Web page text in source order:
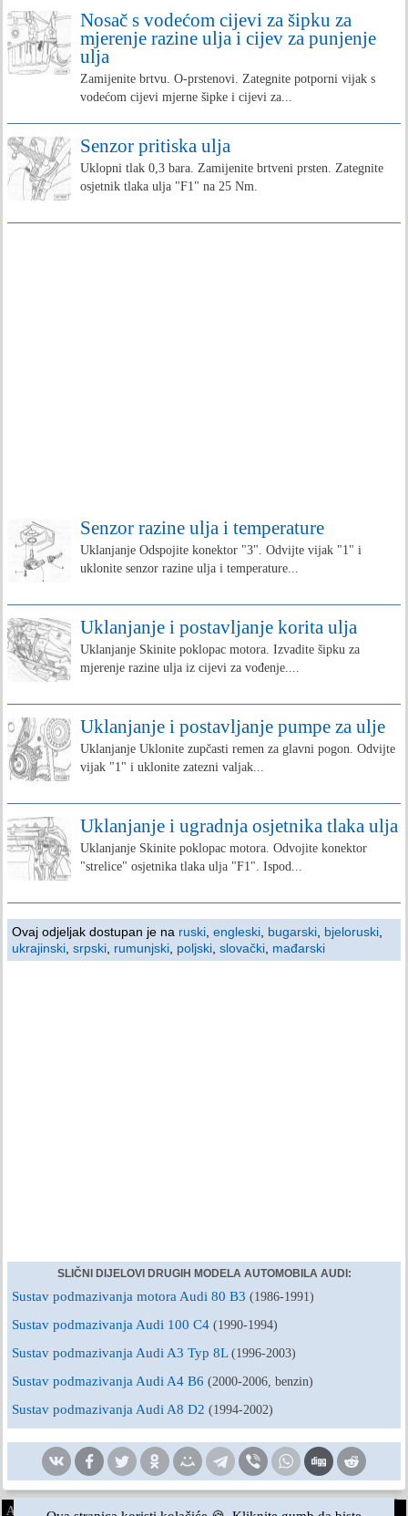
Nosač s vodećom cijevi za šipku za
mjerenje razine ulja i cijev za punjenje
ulja
Zamijenite brtvu. O-prstenovi. Zategnite potporni vijak s
vodećom cijevi mjerne šipke i cijevi za...
Senzor pritiska ulja
Uklopni tlak 0,3 bara. Zamijenite brtveni prsten. Zategnite
osjetnik tlaka ulja "F1" na 25 Nm.
Senzor razine ulja i temperature
Uklanjanje Odspojite konektor "3". Odvijte vijak "1" i
uklonite senzor razine ulja i temperature...
Uklanjanje i postavljanje korita ulja
Uklanjanje Skinite poklopac motora. Izvadite šipku za
mjerenje razine ulja iz cijevi za vođenje....
Uklanjanje i postavljanje pumpe za ulje
Uklanjanje Uklonite zupčasti remen za glavni pogon. Odvijte
vijak "1" i uklonite zatezni valjak...
Uklanjanje i ugradnja osjetnika tlaka ulja
Uklanjanje Skinite poklopac motora. Odvojite konektor
"strelice" osjetnika tlaka ulja "F1". Ispod...
Ovaj odjeljak dostupan je na ruski engleski bugarski bjeloruski
ukrajinski srpski rumunjski poljski slovački mađarski
SLIČNI DIJELOVI DRUGIH MODELA AUTOMOBILA AUDI:
Sustav podmazivanja motora Audi 80 B3 (1986-1991)
Sustav podmazivanja Audi 100 C4 (1990-1994)
Sustav podmazivanja Audi A3 Typ 8L (1996-2003)
Sustav podmazivanja Audi A4 B6 (2000-2006, benzin)
Sustav podmazivanja Audi A8 D2 (1994-2002)
AudiManual.ru © 2017-2026·Puna verzija·Povratne informacije